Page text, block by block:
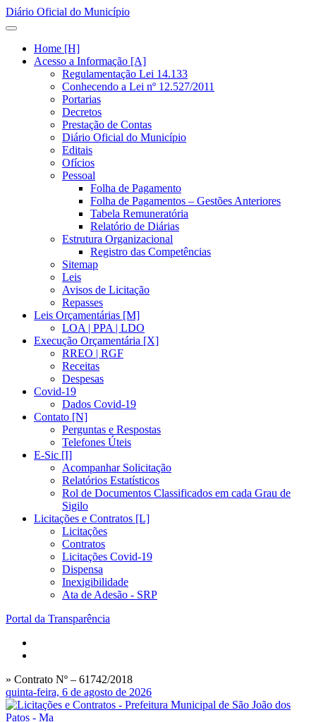
Diário Oficial do Município
Home [H]
Acesso a Informação [A]
Regulamentação Lei 14.133
Conhecendo a Lei nº 12.527/2011
Portarias
Decretos
Prestação de Contas
Diário Oficial do Município
Editais
Ofícios
Pessoal
Folha de Pagamento
Folha de Pagamentos – Gestões Anteriores
Tabela Remuneratória
Relatório de Diárias
Estrutura Organizacional
Registro das Competências
Sitemap
Leis
Avisos de Licitação
Repasses
Leis Orçamentárias [M]
LOA | PPA | LDO
Execução Orçamentária [X]
RREO | RGF
Receitas
Despesas
Covid-19
Dados Covid-19
Contato [N]
Perguntas e Respostas
Telefones Úteis
E-Sic [I]
Acompanhar Solicitação
Relatórios Estatísticos
Rol de Documentos Classificados em cada Grau de
Sigilo
Licitações e Contratos [L]
Licitações
Contratos
Licitações Covid-19
Dispensa
Inexigibilidade
Ata de Adesão - SRP
Portal da Transparência
» Contrato Nº – 61742/2018
quinta-feira, 6 de agosto de 2026